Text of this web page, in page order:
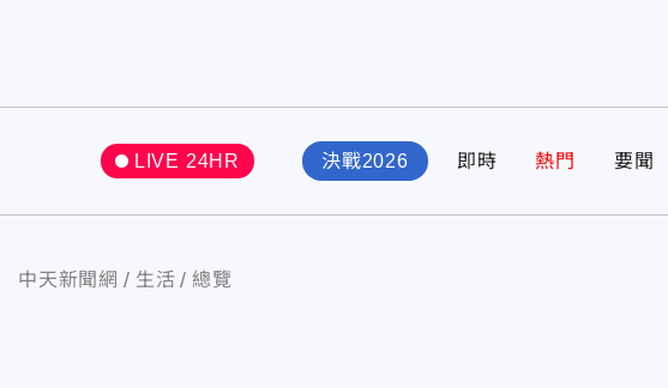
LIVE 24HR 決戰2026 即時 熱門 要聞
中天新聞網 生活 總覽